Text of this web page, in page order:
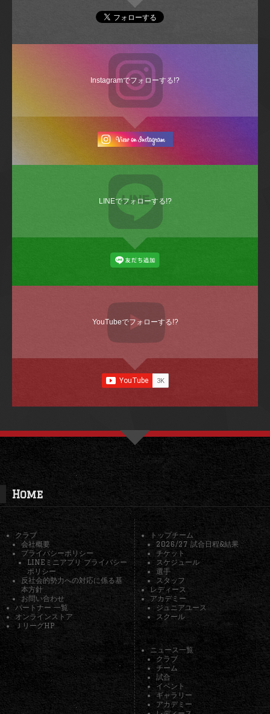
Instagramでフォローする!?
LINEでフォローする!?
YouTubeでフォローする!?
Home
クラブ
会社概要
プライバシーポリシー
LINEミニアプリ プライバシー
ポリシー
反社会的勢力への対応に係る基
本方針
お問い合わせ
パートナー 一覧
オンラインストア
ＪリーグHP
トップチーム
2026/27 試合日程&結果
チケット
スケジュール
選手
スタッフ
レディース
アカデミー
ジュニアユース
スクール
ニュース一覧
クラブ
チーム
試合
イベント
ギャラリー
アカデミー